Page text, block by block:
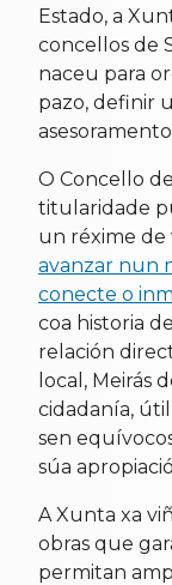
Estado, a
concellos de
naceu para
pazo, definir
O Concello
titularidade
un réxime de
avanzar nun
conecte o
coa historia
relación
local, Meirás
cidadanía,
sen
súa
A Xunta xa
obras que
permitan